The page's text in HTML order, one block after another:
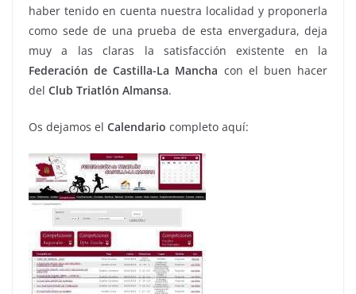
haber tenido en cuenta nuestra localidad y proponerla
como sede de una prueba de esta envergadura, deja
muy a las claras la satisfacción existente en la
Federación de Castilla-La Mancha con el buen hacer
del Club Triatlón Almansa.
Os dejamos el Calendario completo aquí: